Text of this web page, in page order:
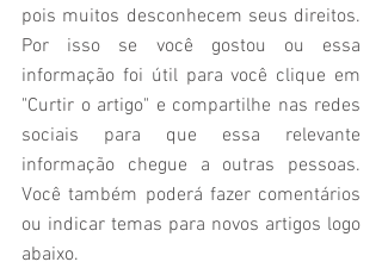
pois muitos desconhecem seus direitos.
Por isso se você gostou ou essa
informação foi útil para você clique em
"Curtir o artigo" e compartilhe nas redes
sociais para que essa relevante
informação chegue a outras pessoas.
Você também poderá fazer comentários
ou indicar temas para novos artigos logo
abaixo.